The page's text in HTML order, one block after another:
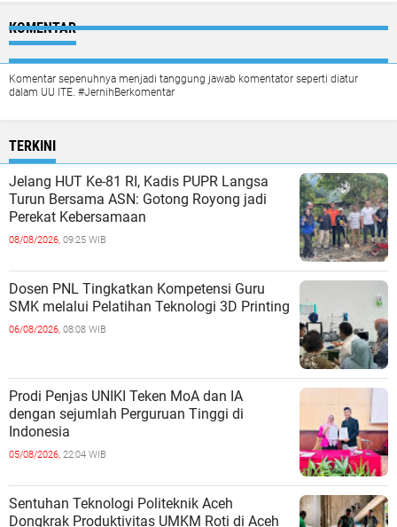
KOMENTAR
Komentar sepenuhnya menjadi tanggung jawab komentator seperti diatur
dalam UU ITE. #JernihBerkomentar
TERKINI
Jelang HUT Ke-81 RI, Kadis PUPR Langsa
Turun Bersama ASN: Gotong Royong jadi
Perekat Kebersamaan
08/08/2026, 09:25 WIB
Dosen PNL Tingkatkan Kompetensi Guru
SMK melalui Pelatihan Teknologi 3D Printing
06/08/2026, 08:08 WIB
Prodi Penjas UNIKI Teken MoA dan IA
dengan sejumlah Perguruan Tinggi di
Indonesia
05/08/2026, 22:04 WIB
Sentuhan Teknologi Politeknik Aceh
Dongkrak Produktivitas UMKM Roti di Aceh